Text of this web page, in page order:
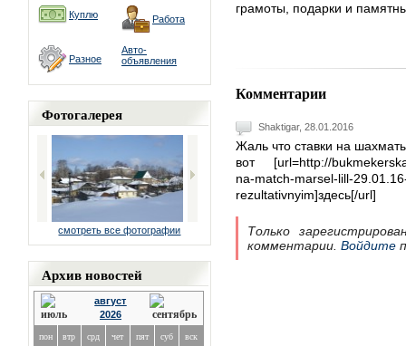
Куплю Работа
Разное
Авто-
объявления
Фотогалерея
смотреть все фотографии
Архив новостей
август
2026
пон втр срд чет пят суб вск
грамоты, подарки и
Комментарии
Shaktigar, 28.01.2016
Жаль что ставки на
вот [url=http://
na-match-marsel-lill-
rezultativnyim]здесь[/url]
Только
комментарии. Войдите